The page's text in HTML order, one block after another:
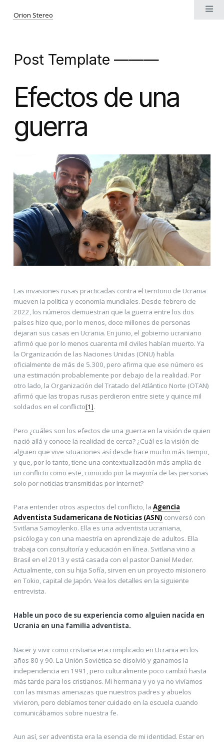
Orion Stereo
Post Template ———
Efectos de una
guerra
Las invasiones rusas practicadas contra el territorio de Ucrania
mueven la política y economía mundiales. Desde febrero de
2022, los números demuestran que la guerra entre los dos
países hizo que, por lo menos, doce millones de personas
dejaran sus casas en Ucrania. En junio, el gobierno ucraniano
afirmó que por lo menos cuarenta mil civiles habían muerto. Ya
la Organización de las Naciones Unidas (ONU) habla
oficialmente de más de 5.300, pero afirma que ese número es
una estimación probablemente por debajo de la realidad. Por
otro lado, la Organización del Tratado del Atlántico Norte (OTAN)
afirmó que las tropas rusas perdieron entre siete y quince mil
soldados en el conflicto[1].
Pero ¿cuáles son los efectos de una guerra en la visión de quien
nació allá y conoce la realidad de cerca? ¿Cuál es la visión de
alguien que vive situaciones así desde hace mucho más tiempo,
y que, por lo tanto, tiene una contextualización más amplia de
un conflicto como este, conocido por la mayoría de las personas
solo por noticias transmitidas por Internet?
Para entender otros aspectos del conflicto, la Agencia
Adventista Sudamericana de Noticias (ASN) conversó con
Svitlana Samoylenko. Ella es una adventista ucraniana,
psicóloga y con una maestría en aprendizaje de adultos. Ella
trabaja con consultoría y educación en línea. Svitlana vino a
Brasil en el 2013 y está casada con el pastor Daniel Meder.
Actualmente, con su hija Sofía, sirven en un proyecto misionero
en Tokio, capital de Japón. Vea los detalles en la siguiente
entrevista.
Hable un poco de su experiencia como alguien nacida en
Ucrania en una familia adventista.
Nacer y vivir como cristiana era complicado en Ucrania en los
años 80 y 90. La Unión Soviética se disolvió y ganamos la
independencia en 1991, pero culturalmente poco cambió hasta
más tarde para los cristianos. Mi hermana y yo ya no vivíamos
con las mismas amenazas que nuestros padres y abuelos
vivieron, pero debíamos tener cuidado en la escuela cuando
comunicábamos sobre nuestra fe.
Aun así, ser adventista era la esencia de mi identidad. Estar en